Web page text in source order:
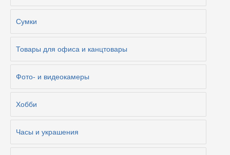
Сумки
Товары для офиса и канцтовары
Фото- и видеокамеры
Хобби
Часы и украшения